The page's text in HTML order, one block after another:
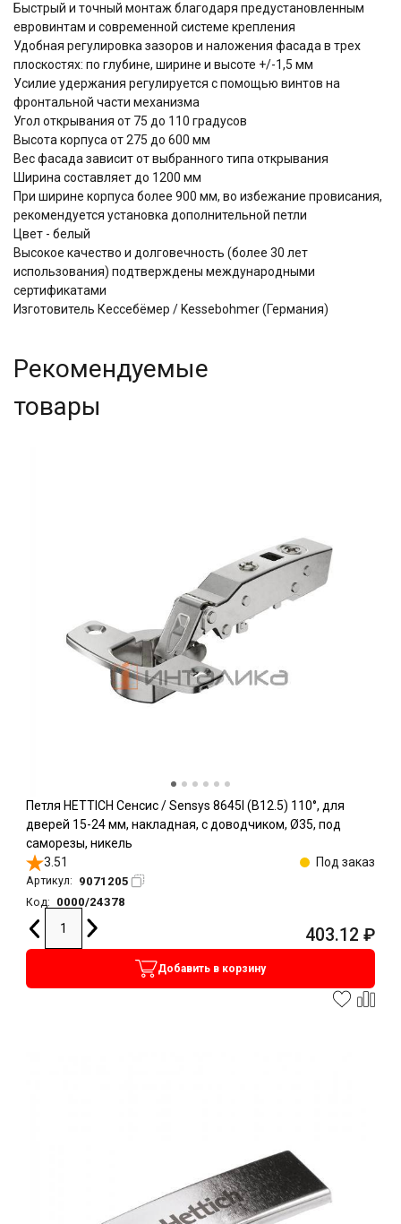
Быстрый и точный монтаж благодаря предустановленным
евровинтам и современной системе крепления
Удобная регулировка зазоров и наложения фасада в трех
плоскостях: по глубине, ширине и высоте +/-1,5 мм
Усилие удержания регулируется с помощью винтов на
фронтальной части механизма
Угол открывания от 75 до 110 градусов
Высота корпуса от 275 до 600 мм
Вес фасада зависит от выбранного типа открывания
Ширина составляет до 1200 мм
При ширине корпуса более 900 мм, во избежание провисания,
рекомендуется установка дополнительной петли
Цвет - белый
Высокое качество и долговечность (более 30 лет
использования) подтверждены международными
сертификатами
Изготовитель Кессебёмер / Kessebohmer (Германия)
Рекомендуемые
товары
Петля HETTICH Сенсис / Sensys 8645I (B12.5) 110°, для
дверей 15-24 мм, накладная, с доводчиком, Ø35, под
саморезы, никель
3.51
Под заказ
Артикул: 9071205
Код: 0000/24378
403.12 ₽
Добавить в корзину